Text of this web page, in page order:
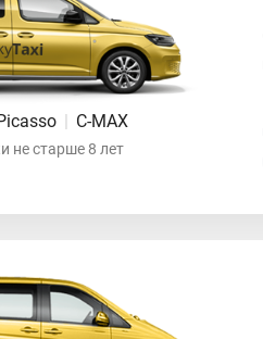
| C-MAX
не старше 8 лет